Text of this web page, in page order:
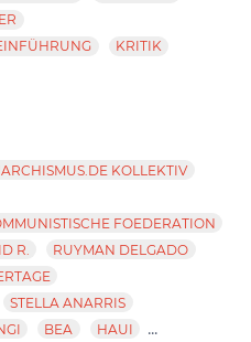
KRITIK
KOLLEKTIV
FOEDERATION
R.
RUYMAN DELGADO
STELLA ANARRIS
BEA HAUI ...